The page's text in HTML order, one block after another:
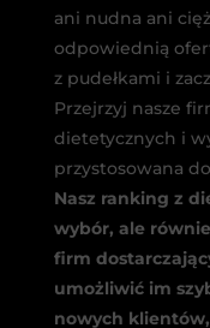
ani nudna ani
odpowiednią
z pudełkami i
Przejrzyj nasze
dietetycznych i
przystosowana
Nasz ranking z
wybór, ale
firm
umożliwić im
nowych